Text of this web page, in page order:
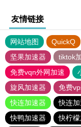
友情链接
网站地图 QuickQ
坚果加速器
tiktok
免费vqn外网加速
旋风加速器
免费
快连加速器
快连
快鸭加速器
快柠